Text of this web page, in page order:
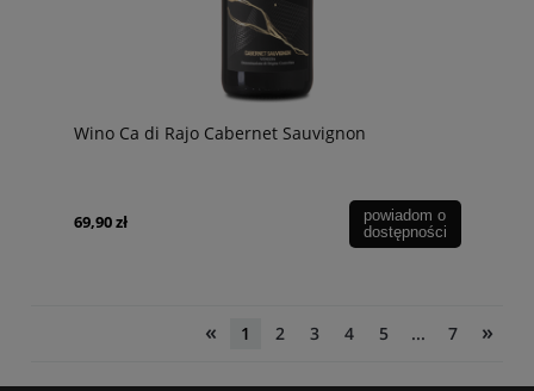
Wino Ca di Rajo Cabernet Sauvignon
69,90 zł
powiadom o
dostępności
« 1 2 3 4 5 ... 7 »